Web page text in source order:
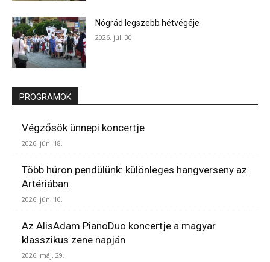
Nógrád legszebb hétvégéje
2026. júl. 30.
PROGRAMOK
Végzősök ünnepi koncertje
2026. jún. 18.
Több húron pendülünk: különleges hangverseny az
Artériában
2026. jún. 10.
Az AlisAdam PianoDuo koncertje a magyar
klasszikus zene napján
2026. máj. 29.